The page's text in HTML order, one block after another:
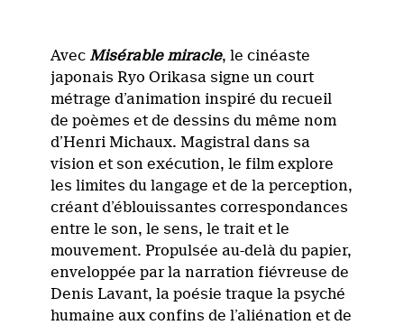
Avec Misérable miracle, le cinéaste
japonaisRyo Orikasa signe un court
métrage d’animation inspiré du recueil
de poèmes et de dessins du même nom
d’Henri Michaux. Magistral dans sa
vision et son exécution, le film explore
les limites du langage et de la perception,
créant d’éblouissantes correspondances
entre le son, le sens, le trait et le
mouvement. Propulsée au-delà du papier,
enveloppée par la narration fiévreuse de
Denis Lavant, la poésie traque la psyché
humaine aux confins de l’aliénation et de